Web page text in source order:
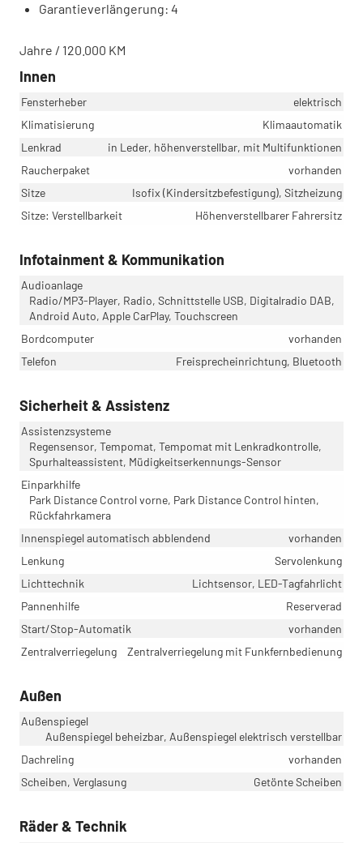
Garantieverlängerung: 4
Jahre / 120.000 KM
Innen
Fensterheber
elektrisch
Klimatisierung
Klimaautomatik
Lenkrad
in Leder, höhenverstellbar, mit Multifunktionen
Raucherpaket
vorhanden
Sitze
Isofix (Kindersitzbefestigung), Sitzheizung
Sitze: Verstellbarkeit
Höhenverstellbarer Fahrersitz
Infotainment & Kommunikation
Audioanlage
Radio/MP3-Player, Radio, Schnittstelle USB, Digitalradio DAB,
Android Auto, Apple CarPlay, Touchscreen
Bordcomputer
vorhanden
Telefon
Freisprecheinrichtung, Bluetooth
Sicherheit & Assistenz
Assistenzsysteme
Regensensor, Tempomat, Tempomat mit Lenkradkontrolle,
Spurhalteassistent, Müdigkeitserkennungs-Sensor
Einparkhilfe
Park Distance Control vorne, Park Distance Control hinten,
Rückfahrkamera
Innenspiegel automatisch abblendend
vorhanden
Lenkung
Servolenkung
Lichttechnik
Lichtsensor, LED-Tagfahrlicht
Pannenhilfe
Reserverad
Start/Stop-Automatik
vorhanden
Zentralverriegelung
Zentralverriegelung mit Funkfernbedienung
Außen
Außenspiegel
Außenspiegel beheizbar, Außenspiegel elektrisch verstellbar
Dachreling
vorhanden
Scheiben, Verglasung
Getönte Scheiben
Räder & Technik